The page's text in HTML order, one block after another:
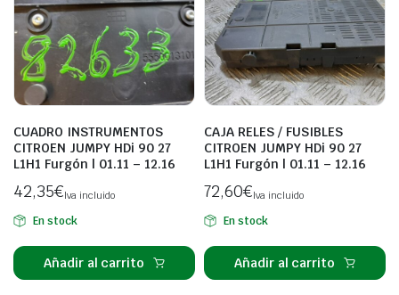
CUADRO INSTRUMENTOS
CITROEN JUMPY HDi 90 27
L1H1 Furgón | 01.11 – 12.16
42,35€Iva incluido
En stock
Añadir al carrito
CAJA RELES / FUSIBLES
CITROEN JUMPY HDi 90 27
L1H1 Furgón | 01.11 – 12.16
72,60€Iva incluido
En stock
Añadir al carrito